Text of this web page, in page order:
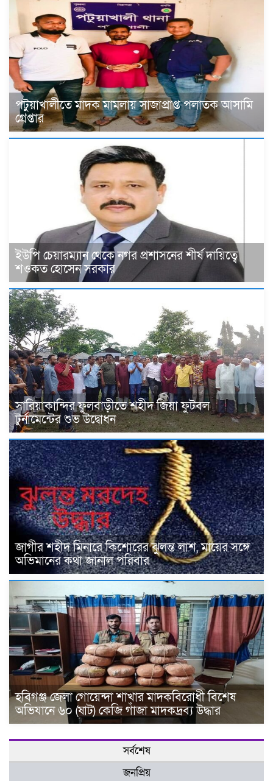
পটুয়াখালীতে মাদক মামলায় সাজাপ্রাপ্ত পলাতক আসামি
গ্রেপ্তার
ইউপি চেয়ারম্যান থেকে নগর প্রশাসনের শীর্ষ দায়িত্বে
শওকত হোসেন সরকার
সারিয়াকান্দির ফুলবাড়ীতে শহীদ জিয়া ফুটবল
টুর্নামেন্টের শুভ উদ্বোধন
জাগীর শহীদ মিনারে কিশোরের ঝুলন্ত লাশ, মায়ের সঙ্গে
অভিমানের কথা জানাল পরিবার
হবিগঞ্জ জেলা গোয়েন্দা শাখার মাদকবিরোধী বিশেষ
অভিযানে ৬০ (ষাট) কেজি গাঁজা মাদকদ্রব্য উদ্ধার
সর্বশেষ
জনপ্রিয়